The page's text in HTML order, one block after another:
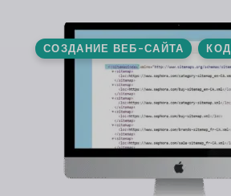
СОЗДАНИЕ ВЕБ-САЙТА КОД